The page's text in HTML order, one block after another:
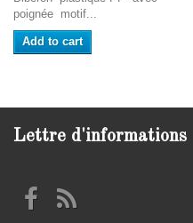
poignée motif...
Add to cart
Lettre d'informations